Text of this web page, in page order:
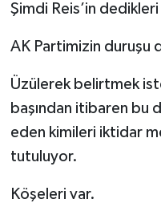
Şimdi Reis’in
AK Partimizin duruşu
Üzülerek belirtmek
başından itibaren bu
eden kimileri iktidar
tutuluyor.
Köşeleri var.